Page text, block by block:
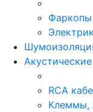
Фаркопы
RCA
Клеммы,